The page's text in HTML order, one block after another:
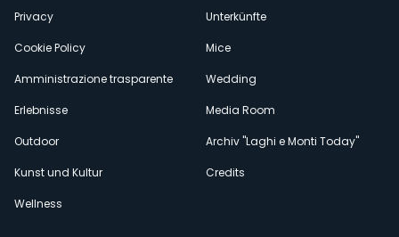
Privacy
Cookie Policy
Amministrazione trasparente
Erlebnisse
Outdoor
Kunst und Kultur
Wellness
Unterkünfte
Mice
Wedding
Media Room
Archiv "Laghi e Monti Today"
Credits